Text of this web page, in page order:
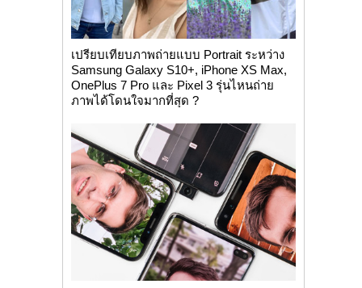
เปรียบเทียบภาพถ่ายแบบ Portrait ระหว่าง
Samsung Galaxy S10+, iPhone XS Max,
OnePlus 7 Pro และ Pixel 3 รุ่นไหนถ่าย
ภาพได้โดนใจมากที่สุด ?